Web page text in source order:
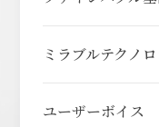
ミラブルテクノ
ユーザーボイス